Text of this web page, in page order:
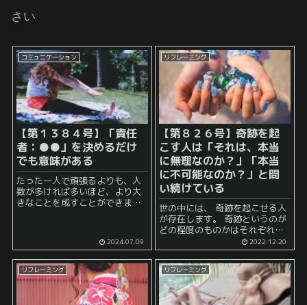
さい
コミュニケーション
【第１３８４号】「責任
者：●●」を決めるだけ
でも意味がある
たった一人で頑張るよりも、人
数が多ければ多いほど、より大
きなことを成すことができま
も突っ込まないままに放...
2024.07.09
リフレーミング
【第８２６号】奇跡を起
こす人は「それは、本当
に無理なのか？」「本当
に不可能なのか？」と問
い続けている
世の中には、 奇跡を起こせる人
が存在します。 奇跡というのが
どの程度のものかはそれぞれの
場合によるのでしょうが、 おお
よそ、 「絶対に無理」と言われ
ていたこと や 不可能だと言われ
ていたこと ...
2022.12.20
リフレーミング リフレーミング